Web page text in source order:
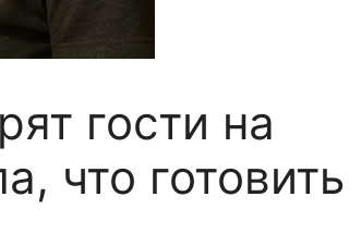
гости на
что готовить